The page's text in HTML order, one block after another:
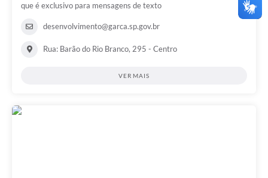
que é exclusivo para mensagens de texto
desenvolvimento@garca.sp.gov.br
Rua: Barão do Rio Branco, 295 - Centro
VER MAIS